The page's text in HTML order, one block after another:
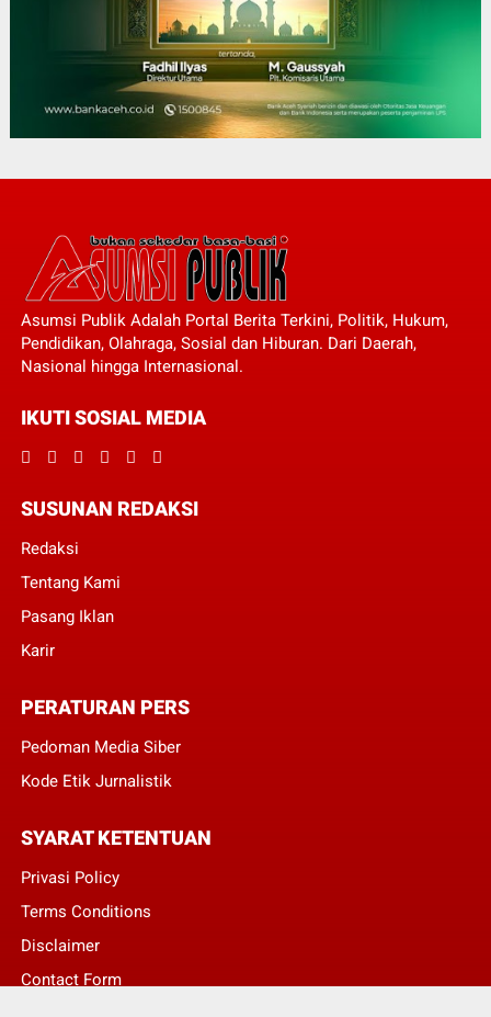
Asumsi Publik Adalah Portal Berita Terkini, Politik, Hukum,
Pendidikan, Olahraga, Sosial dan Hiburan. Dari Daerah,
Nasional hingga Internasional.
IKUTI SOSIAL MEDIA
SUSUNAN REDAKSI
Redaksi
Tentang Kami
Pasang Iklan
Karir
PERATURAN PERS
Pedoman Media Siber
Kode Etik Jurnalistik
SYARAT KETENTUAN
Privasi Policy
Terms Conditions
Disclaimer
Contact Form